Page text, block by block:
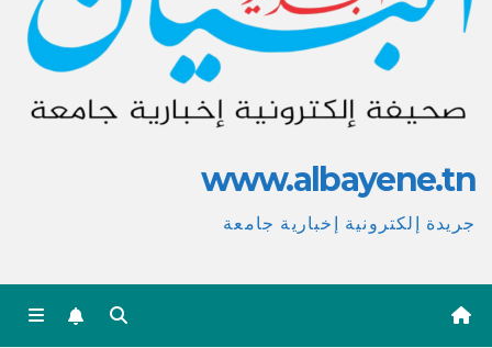
www.albayene.tn
جريدة إلكترونية إخبارية جامعة